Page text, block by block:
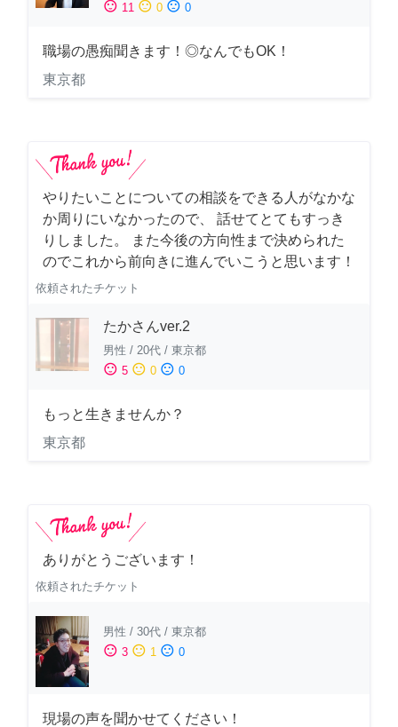
sentiment_satisfied 11 sentiment_neutral 0 sentiment_dissatisfied 0
職場の愚痴聞きます！◎なんでもOK！
東京都
やりたいことについての相談をできる人がなかな
か周りにいなかったので、 話せてとてもすっき
りしました。 また今後の方向性まで決められた
のでこれから前向きに進んでいこうと思います！
依頼されたチケット
たかさんver.2
男性 / 20代 / 東京都
sentiment_satisfied 5 sentiment_neutral 0 sentiment_dissatisfied 0
もっと生きませんか？
東京都
ありがとうございます！
依頼されたチケット
男性 / 30代 / 東京都
sentiment_satisfied 3 sentiment_neutral 1 sentiment_dissatisfied 0
現場の声を聞かせてください！